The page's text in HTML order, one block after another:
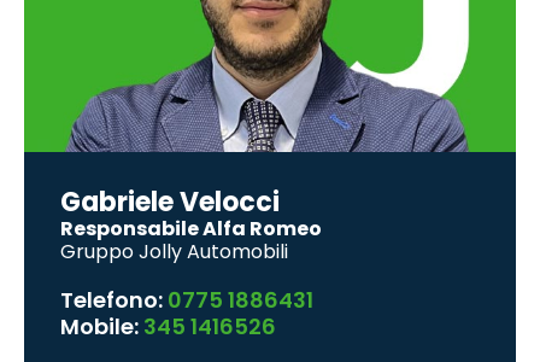
Gabriele Velocci
Responsabile Alfa Romeo
Gruppo Jolly Automobili
Telefono: 0775 1886431
Mobile: 345 1416526